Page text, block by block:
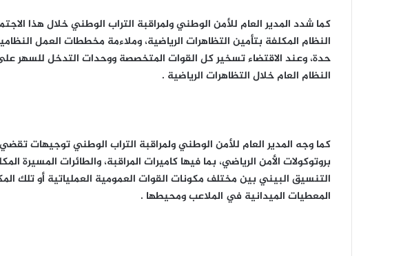
كما شدد المدير العام للأمن الوطني ولمراقبة التراب الوطني خلال هذا
النظام المكلفة بتأمين التظاهرات الرياضية، وملاءمة مخططات العمل
حدة، وعند الاقتضاء تسخير كل القوات المتخصصة ووحدات التدخل للسهر
النظام العام خلال التظاهرات الرياضية .
كما وجه المدير العام للأمن الوطني ولمراقبة التراب الوطني توجيهات
بروتوكولات الأمن الرياضي، بما فيها كاميرات المراقبة، والطائرات
التنسيق البيني بين مختلف مكونات القوات العمومية العملياتية أو تلك
المعطيات الميدانية في الملاعب ومحيطها .